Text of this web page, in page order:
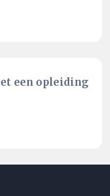
een opleiding